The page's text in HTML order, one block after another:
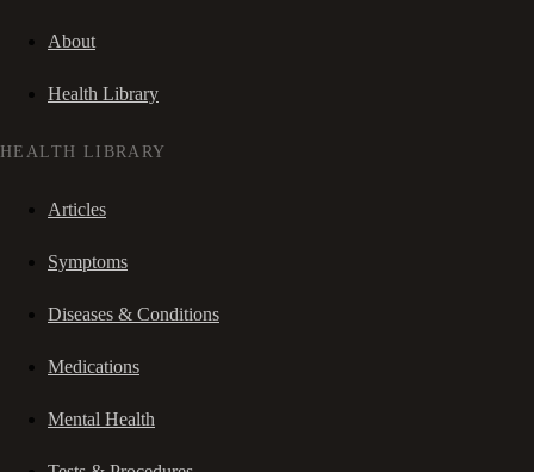
About
Health Library
HEALTH LIBRARY
Articles
Symptoms
Diseases & Conditions
Medications
Mental Health